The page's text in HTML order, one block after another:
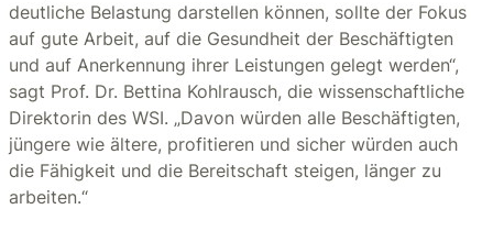
deutliche Belastung darstellen können, sollte der Fokus
auf gute Arbeit, auf die Gesundheit der Beschäftigten
und auf Anerkennung ihrer Leistungen gelegt werden“,
sagt Prof. Dr. Bettina Kohlrausch, die wissenschaftliche
Direktorin des WSI. „Davon würden alle Beschäftigten,
jüngere wie ältere, profitieren und sicher würden auch
die Fähigkeit und die Bereitschaft steigen, länger zu
arbeiten.“